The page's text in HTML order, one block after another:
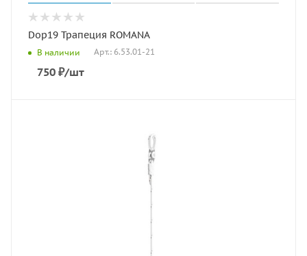
Dop19 Трапеция ROMANA
В наличии Арт.: 6.53.01-21
750 ₽/шт